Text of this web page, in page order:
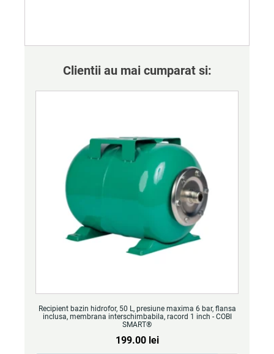
Clientii au mai cumparat si:
Recipient bazin hidrofor, 50 L, presiune maxima 6 bar, flansa
inclusa, membrana interschimbabila, racord 1 inch - COBI
SMART®
199.00 lei